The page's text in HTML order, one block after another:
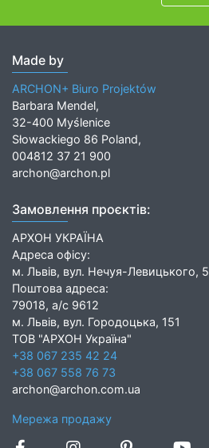
Made by
ARCHON+ Biuro Projektów
Barbara Mendel,
32-400 Myślenice
Słowackiego 86 Poland,
004812 37 21 900
archon@archon.pl
Замовлення проєктів:
АРХОН УКРАЇНА
Адреса офісу:
м. Львів, вул. Нечуя-Левицького, 5
Поштова адреса:
79018, а/с 9612
м. Львів, вул. Городоцька, 151
ТОВ "АРХОН Україна"
+38 067 235 42 24
+38 067 558 76 73
archon@archon.com.ua
Мережа продажу